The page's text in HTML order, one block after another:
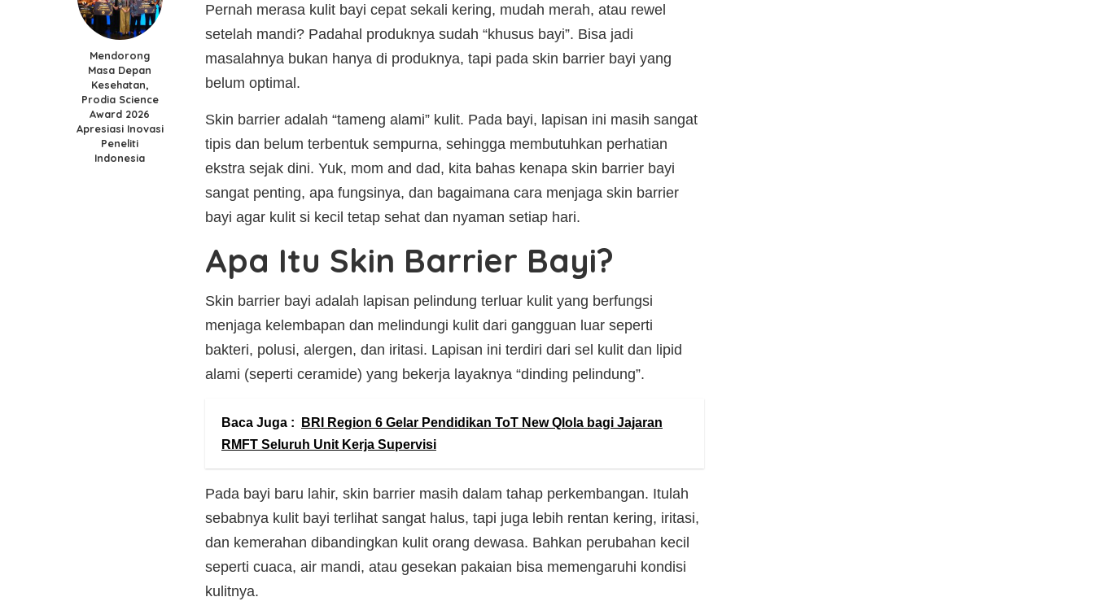
Mendorong
Masa Depan
Kesehatan,
Prodia Science
Award 2026
Apresiasi Inovasi
Peneliti
Indonesia
Pernah merasa kulit bayi cepat sekali kering, mudah merah, atau rewel
setelah mandi? Padahal produknya sudah “khusus bayi”. Bisa jadi
masalahnya bukan hanya di produknya, tapi pada skin barrier bayi yang
belum optimal.
Skin barrier adalah “tameng alami” kulit. Pada bayi, lapisan ini masih sangat
tipis dan belum terbentuk sempurna, sehingga membutuhkan perhatian
ekstra sejak dini. Yuk, mom and dad, kita bahas kenapa skin barrier bayi
sangat penting, apa fungsinya, dan bagaimana cara menjaga skin barrier
bayi agar kulit si kecil tetap sehat dan nyaman setiap hari.
Apa Itu Skin Barrier Bayi?
Skin barrier bayi adalah lapisan pelindung terluar kulit yang berfungsi
menjaga kelembapan dan melindungi kulit dari gangguan luar seperti
bakteri, polusi, alergen, dan iritasi. Lapisan ini terdiri dari sel kulit dan lipid
alami (seperti ceramide) yang bekerja layaknya “dinding pelindung”.
Baca Juga :
BRI Region 6 Gelar Pendidikan ToT New Qlola bagi Jajaran
RMFT Seluruh Unit Kerja Supervisi
Pada bayi baru lahir, skin barrier masih dalam tahap perkembangan. Itulah
sebabnya kulit bayi terlihat sangat halus, tapi juga lebih rentan kering, iritasi,
dan kemerahan dibandingkan kulit orang dewasa. Bahkan perubahan kecil
seperti cuaca, air mandi, atau gesekan pakaian bisa memengaruhi kondisi
kulitnya.